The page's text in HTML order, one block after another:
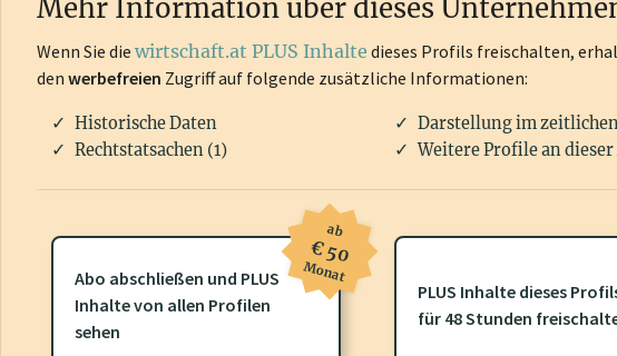
Für dieses Profil gibt es zusätzliche wirtschaft.at PLUS Inhaltedie Sie
frei oder loggen Sie sich ein um diese Inhalte zu sehen.
Mehr Information über dieses
Wenn Sie die wirtschaft.at PLUS Inhalte dieses Profils freischalten,
den werbefreien Zugriff auf folgende zusätzliche Informationen:
Historische Daten
Darstellung im
Rechtstatsachen (1)
Weitere Profile an dieser
Abo abschließen und PLUS
Inhalte von allen Profilen
sehen
ab
€ 50
Monat
PLUS Inhalte dieses
für 48 Stunden